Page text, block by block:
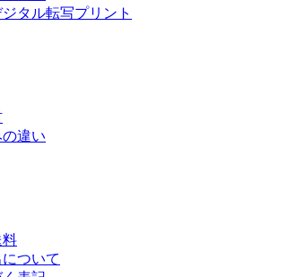
違い
料
ついて